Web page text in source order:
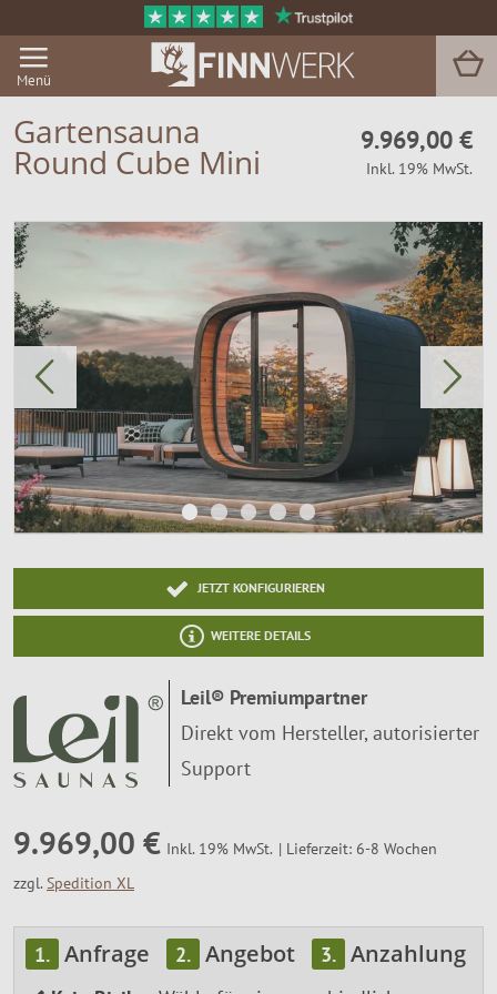
Menü
Grill & BBQ
Sauna
Garten & Outdoor
Zu Hause
Service
Magazin
SALE %
Gartensauna
Round Cube Mini
9.969,00 €
Inkl. 19% MwSt.
JETZT KONFIGURIEREN
WEITERE DETAILS
Leil® Premiumpartner
Direkt vom Hersteller, autorisierter
Support
9.969,00 € Inkl. 19% MwSt.
Lieferzeit: 6-8 Wochen
zzgl. Spedition XL
1. Anfrage 2. Angebot 3. Anzahlung